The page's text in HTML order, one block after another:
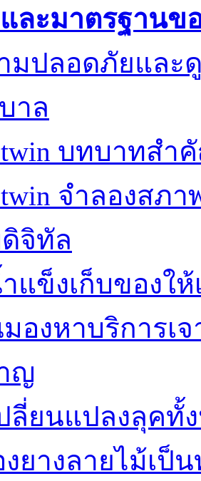
ละมาตรฐานข
มปลอดภัยแล
าล
twin บทบาทสำ
twin จำลองสภ
จิทัล
แข็งเก็บของให้
องหาบริการเ
ญ
ลี่ยนแปลงลุคทั้
งยางลายไม้เ